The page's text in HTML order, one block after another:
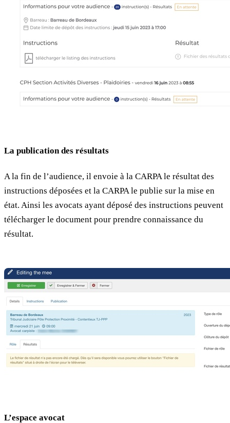
La publication des résultats
A la fin de l’audience, il envoie à la CARPA le résultat des
instructions déposées et la CARPA le publie sur la mise en
état. Ainsi les avocats ayant déposé des instructions peuvent
télécharger le document pour prendre connaissance du
résultat.
L’espace avocat